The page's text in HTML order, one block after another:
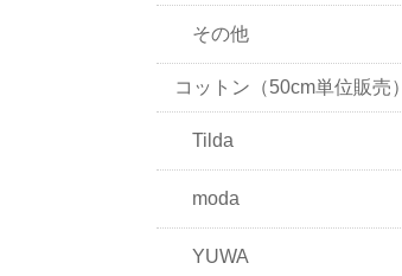
その他
コットン（50cm単位販売）
Tilda
moda
YUWA